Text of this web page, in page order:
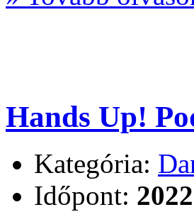
Hands Up!
Kategória:
Időpont: